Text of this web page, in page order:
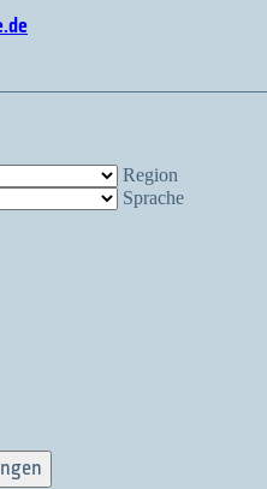
Region
Sprache